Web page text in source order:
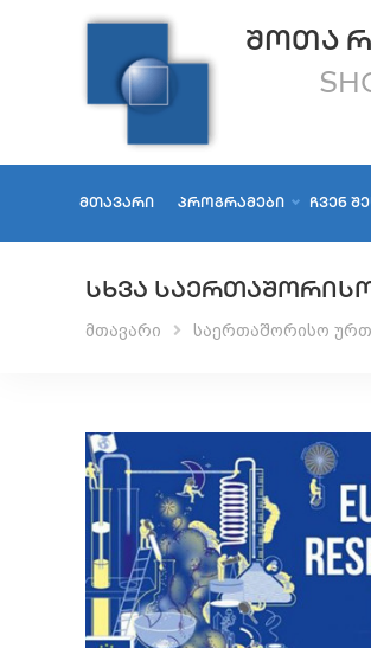
ᲨᲝᲗᲐ
ᲛᲗᲐᲕᲐᲠᲘ ᲞᲠᲝᲒᲠᲐᲛᲔᲑᲘ ᲩᲕᲔᲜ
ᲡᲮᲕᲐ
მთავარი საერთაშორისო